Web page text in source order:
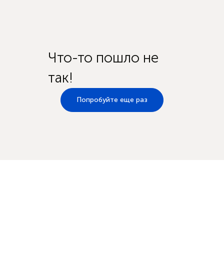
Что-то пошло не
так!
Попробуйте еще раз